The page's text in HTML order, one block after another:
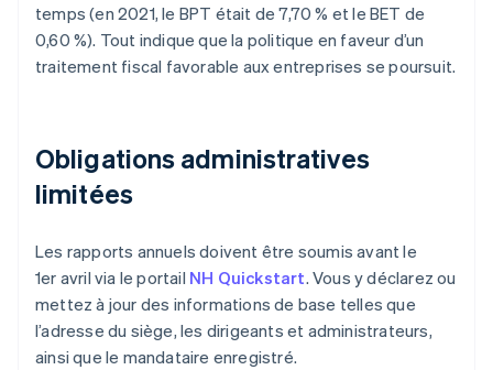
temps (en 2021, le BPT était de 7,70 % et le BET de
0,60 %). Tout indique que la politique en faveur d’un
traitement fiscal favorable aux entreprises se poursuit.
Obligations administratives
limitées
Les rapports annuels doivent être soumis avant le
1er avril via le portail NH Quickstart. Vous y déclarez ou
mettez à jour des informations de base telles que
l’adresse du siège, les dirigeants et administrateurs,
ainsi que le mandataire enregistré.